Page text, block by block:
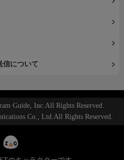
信について
Guide, Inc.All Rights Reserved.
Co., Ltd.All Rights Reserved.